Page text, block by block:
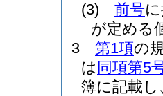
(3)
前号
が定める
3
第1項の
は 同項第5
簿に記載